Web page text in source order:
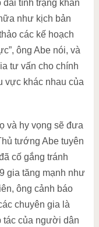
tình trạng khẩn
như kịch bản
các kế hoạch
ông Abe nói, và
tư vấn cho chính
vực khác nhau của
và hy vọng sẽ đưa
tướng Abe tuyên
cố gắng tránh
gia tăng mạnh như
ông cảnh báo
chuyên gia là
tác của người dân